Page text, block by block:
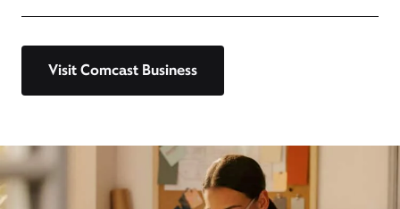
Servicio al cliente 7/24
garantía de devolución de dinero de 30 días
Visite Negocio Comcast